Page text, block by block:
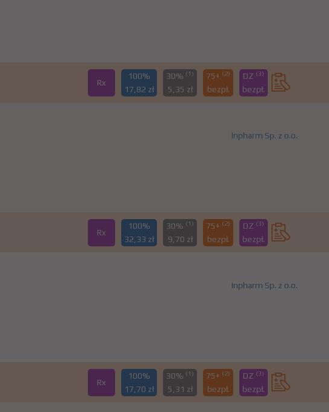
Rx
100%
17,82 zł
30% (1)
5,35 zł
75+ (2)
bezpł.
DZ (3)
bezpł.
Inpharm Sp. z o.o.
Rx
100%
32,33 zł
30% (1)
9,70 zł
75+ (2)
bezpł.
DZ (3)
bezpł.
Inpharm Sp. z o.o.
Rx
100%
17,70 zł
30% (1)
5,31 zł
75+ (2)
bezpł.
DZ (3)
bezpł.